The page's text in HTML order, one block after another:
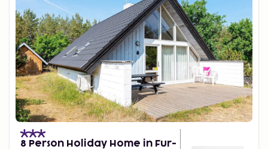
8 Person Holiday Home in Fur-